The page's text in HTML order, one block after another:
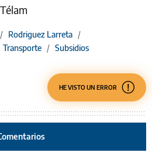
/ Rodriguez Larreta /
Transporte / Subsidios
HE VISTO UN ERROR